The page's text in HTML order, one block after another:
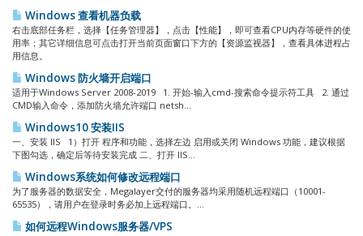
Windows 查看机器负载
右击底部任务栏，选择【任务管理器】，点击【性能】，即可查看CPU内存等硬件的使
用率；其它详细信息可点击打开当前页面窗口下方的【资源监视器】，查看具体进程占
用信息。
Windows 防火墙开启端口
适用于Windows Server 2008-2019 1. 开始-输入cmd-搜索命令提示符工具 2. 通过
CMD输入命令，添加防火墙允许端口 netsh...
Windows10 安装IIS
一、安装 IIS 1）打开 程序和功能，选择左边 启用或关闭 Windows 功能，建议根据
下图勾选，确定后等待安装完成 二、打开 IIS...
Windows系统如何修改远程端口
为了服务器的数据安全，Megalayer交付的服务器均采用随机远程端口（10001-
65535），请用户在登录时务必加上远程端口。...
如何远程Windows服务器/VPS